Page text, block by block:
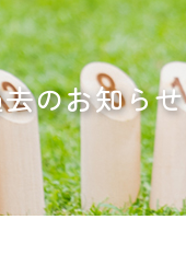
のお知らせ